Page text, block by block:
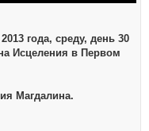
года, среду, день 30
Исцеления в Первом
Магдалина.